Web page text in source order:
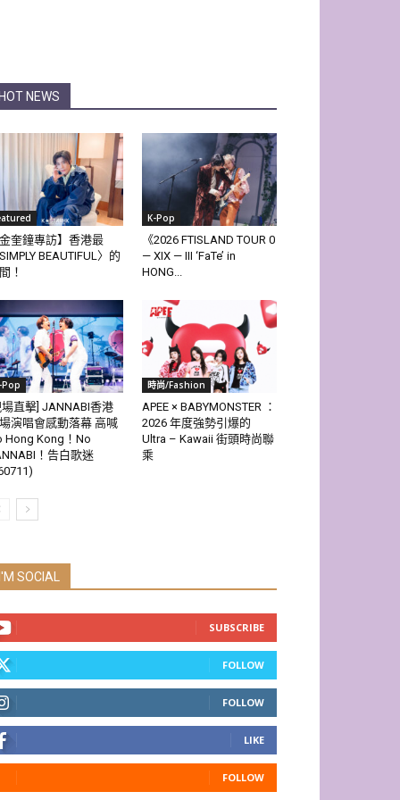
HOT NEWS
金奎鐘專訪】香港最
SIMPLY BEAUTIFUL〉的
！
K-Pop
《2026 FTISLAND TOUR 0
— XIX — III ‘FaTe’ in
HONG...
Pop
場直擊] JANNABI香港
演唱會感動落幕 高喊
Hong Kong！No
！告白歌迷
時尚/Fashion
APEE × BABYMONSTER ：
2026 年度強勢引爆的
Ultra – Kawaii 街頭時尚聯
乘
I'M SOCIAL
SUBSCRIBE
FOLLOW
FOLLOW
LIKE
FOLLOW